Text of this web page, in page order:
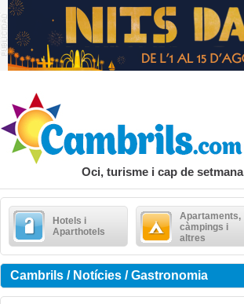
Oci, turisme i cap de setmana
Hotels i
Aparthotels
Apartaments,
càmpings i
altres
Cambrils / Notícies / Gastronomia